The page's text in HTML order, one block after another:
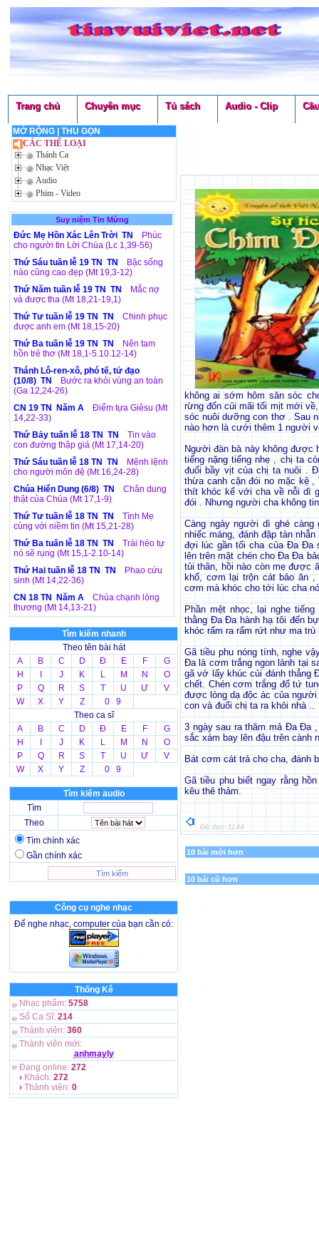
Trang chủ Chuyên mục Tủ sách Audio - Clip
MỞ RỘNG| THU GỌN
CÁC THỂ LOẠI
Thánh Ca
Nhạc Việt
Audio
Phim - Video
Suy niệm Tin Mừng
Đức Mẹ Hồn Xác Lên Trời TN
Phúc
cho người tin Lời Chúa (Lc 1,39-56)
Thứ Sáu tuần lễ 19 TN TN
Bậc sống
nào cũng cao đẹp (Mt 19,3-12)
Thứ Năm tuần lễ 19 TN TN
Mắc nợ
và được tha (Mt 18,21-19,1)
Thứ Tư tuần lễ 19 TN TN
Chinh phục
được anh em (Mt 18,15-20)
Thứ Ba tuần lễ 19 TN TN
Nên tam
hồn trẻ thơ (Mt 18,1-5.10.12-14)
Thánh Lô-ren-xô, phó tế, tử đạo
(10/8) TN
Bước ra khỏi vùng an toàn
(Ga 12,24-26)
CN 19 TN Năm A
Điểm tựa Giêsu (Mt
14,22-33)
Thứ Bảy tuấn lễ 18 TN TN
Tin vào
con đường thập giá (Mt 17,14-20)
Thứ Sáu tuần lễ 18 TN TN
Mệnh lệnh
cho người môn đệ (Mt 16,24-28)
Chúa Hiển Dung (6/8) TN
Chân dung
thật của Chúa (Mt 17,1-9)
Thứ Tư tuần lễ 18 TN TN
Tình Mẹ
cùng với niềm tin (Mt 15,21-28)
Thứ Ba tuấn lễ 18 TN TN
Trái héo tự
nó sẽ rụng (Mt 15,1-2.10-14)
Thứ Hai tuần lễ 18 TN TN
Phao cứu
sinh (Mt 14,22-36)
CN 18 TN Năm A
Chúa chạnh lòng
thương (Mt 14,13-21)
Tìm kiếm nhanh
Theo tên bài hát
A
B C D Đ E F
G
H
J K L M N
O
P
Q R S T U Ư
V
W
X Y Z
0 9
Theo ca sĩ
A
B C D Đ E F
G
H
J K L M N
O
P
Q R S T U Ư
V
W
X Y Z 0 9
Tìm kiếm audio
Tìm
Theo
Tìm chính xác
Gần chính xác
Công cụ nghe nhạc
Để nghe nhạc, computer của bạn cần có:
Thống Kê
Nhạc phẩm: 5758
Số Ca Sĩ: 214
Thành viên: 360
Thành viên mới:
anhmayly
Đang online: 272
› Khách: 272
› Thành viên: 0
không ai sớm hôm săn sóc
rừng đốn củi mãi tối mịt mới
sóc nuôi dưỡng con thơ . Sau
nào hơn là cưới thêm 1 người
Người đàn bà này không được
tiếng nặng tiếng nhẹ , chị ta
đuổi bầy vịt của chị ta nuôi .
thừa canh cặn đói no mặc kệ
thít khóc kể với cha về nỗi dì
đói . Nhưng người cha không
Càng ngày người dì ghé
nhiếc máng, đánh đập tàn
đợi lúc gần tối cha của Đa Đa
lên trên mặt chén cho Đa Đa
tủi thân, hồi nào còn mẹ được
khổ, cơm lại trộn cát bảo ăn
cơm mà khóc cho tới lúc cha
Phần mệt nhọc, lại nghe
thằng Đa Đa hành hạ tôi đến
khóc rấm ra rấm rứt như ma
Gã tiều phu nóng tính, nghe
Đa là cơm trắng ngon lành tại
gã vớ lấy khúc củi đánh thẳng
chết. Chén cơm trắng đổ tứ
được lòng dạ độc ác của
con và đuổi chị ta ra khỏi nhà ..
3 ngày sau ra thăm mả Đa Đa
sắc xám bay lên đậu trên cành
Bát cơm cát trả cho cha, đánh
Gã tiều phu biết ngay rằng
kêu thê thảm.
Đã đọc: 1144
10 bài mới hơn
10 bài cũ hơn